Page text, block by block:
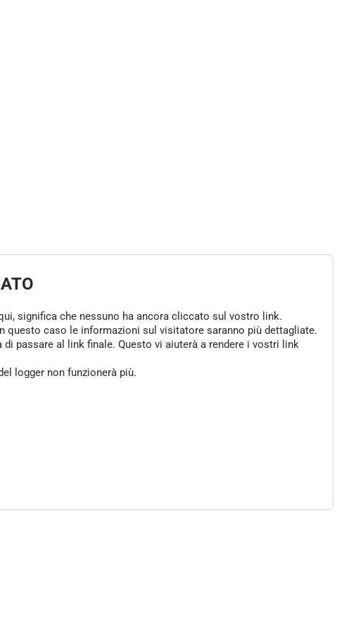
significa che nessuno ha ancora cliccato sul vostro link.
questo caso le informazioni sul visitatore saranno più dettagliate.
passare al link finale. Questo vi aiuterà a rendere i vostri link
logger non funzionerà più.